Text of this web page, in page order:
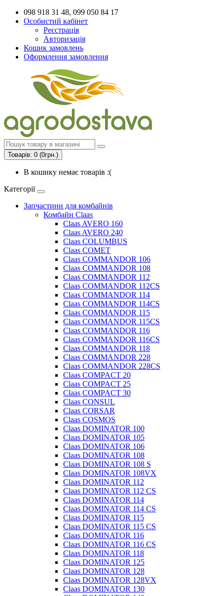
098 918 31 48, 099 050 84 17
Особистий кабінет
Реєстрація
Авторизація
Кошик замовлень
Оформлення замовлення
Товарів: 0 (0грн.)
В кошику немає товарів :(
Категорії
Запчастини для комбайнів
Комбайн Claas
Claas AVERO 160
Claas AVERO 240
Claas COLUMBUS
Claas COMET
Claas COMMANDOR 106
Claas COMMANDOR 108
Claas COMMANDOR 112
Claas COMMANDOR 112CS
Claas COMMANDOR 114
Claas COMMANDOR 114CS
Claas COMMANDOR 115
Claas COMMANDOR 115CS
Claas COMMANDOR 116
Claas COMMANDOR 116CS
Claas COMMANDOR 118
Claas COMMANDOR 228
Claas COMMANDOR 228CS
Claas COMPACT 20
Claas COMPACT 25
Claas COMPACT 30
Claas CONSUL
Claas CORSAR
Claas COSMOS
Claas DOMINATOR 100
Claas DOMINATOR 105
Claas DOMINATOR 106
Claas DOMINATOR 108
Claas DOMINATOR 108 S
Claas DOMINATOR 108VX
Claas DOMINATOR 112
Claas DOMINATOR 112 CS
Claas DOMINATOR 114
Claas DOMINATOR 114 CS
Claas DOMINATOR 115
Claas DOMINATOR 115 CS
Claas DOMINATOR 116
Claas DOMINATOR 116 CS
Claas DOMINATOR 118
Claas DOMINATOR 125
Claas DOMINATOR 128
Claas DOMINATOR 128VX
Claas DOMINATOR 130